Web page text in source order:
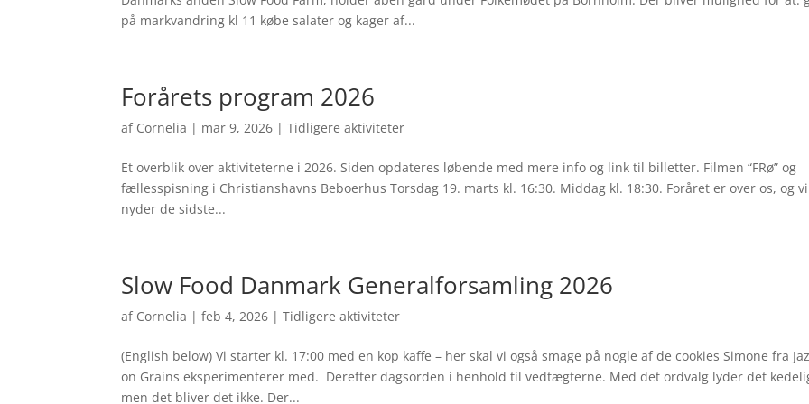
på markvandring kl 11 købe salater og kager af...
Forårets program 2026
af Cornelia | mar 9, 2026 |Tidligere aktiviteter
Et overblik over aktiviteterne i 2026. Siden opdateres løbende med mere info og link til billetter. Filmen “FRø” og
fællesspisning i Christianshavns Beboerhus Torsdag 19. marts kl. 16:30. Middag kl. 18:30. Foråret er over os, og vi
nyder de sidste...
Slow Food Danmark Generalforsamling 2026
af Cornelia |feb 4, 2026 |Tidligere aktiviteter
(English below) Vi starter kl. 17:00 med en kop kaffe – her skal vi også smage på nogle af de cookies Simone fra
on Grains eksperimenterer med. Derefter dagsorden i henhold til vedtægterne. Med det ordvalg lyder det
men det bliver det ikke. Der...